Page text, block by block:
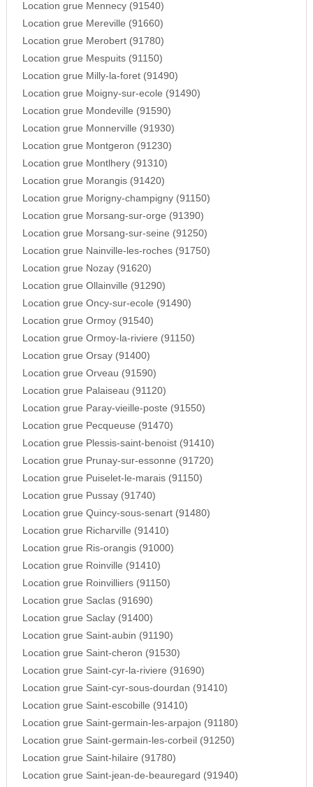
Location grue Mennecy (91540)
Location grue Mereville (91660)
Location grue Merobert (91780)
Location grue Mespuits (91150)
Location grue Milly-la-foret (91490)
Location grue Moigny-sur-ecole (91490)
Location grue Mondeville (91590)
Location grue Monnerville (91930)
Location grue Montgeron (91230)
Location grue Montlhery (91310)
Location grue Morangis (91420)
Location grue Morigny-champigny (91150)
Location grue Morsang-sur-orge (91390)
Location grue Morsang-sur-seine (91250)
Location grue Nainville-les-roches (91750)
Location grue Nozay (91620)
Location grue Ollainville (91290)
Location grue Oncy-sur-ecole (91490)
Location grue Ormoy (91540)
Location grue Ormoy-la-riviere (91150)
Location grue Orsay (91400)
Location grue Orveau (91590)
Location grue Palaiseau (91120)
Location grue Paray-vieille-poste (91550)
Location grue Pecqueuse (91470)
Location grue Plessis-saint-benoist (91410)
Location grue Prunay-sur-essonne (91720)
Location grue Puiselet-le-marais (91150)
Location grue Pussay (91740)
Location grue Quincy-sous-senart (91480)
Location grue Richarville (91410)
Location grue Ris-orangis (91000)
Location grue Roinville (91410)
Location grue Roinvilliers (91150)
Location grue Saclas (91690)
Location grue Saclay (91400)
Location grue Saint-aubin (91190)
Location grue Saint-cheron (91530)
Location grue Saint-cyr-la-riviere (91690)
Location grue Saint-cyr-sous-dourdan (91410)
Location grue Saint-escobille (91410)
Location grue Saint-germain-les-arpajon (91180)
Location grue Saint-germain-les-corbeil (91250)
Location grue Saint-hilaire (91780)
Location grue Saint-jean-de-beauregard (91940)